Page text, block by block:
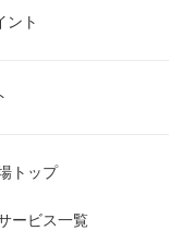
ント
トップ
ービス一覧